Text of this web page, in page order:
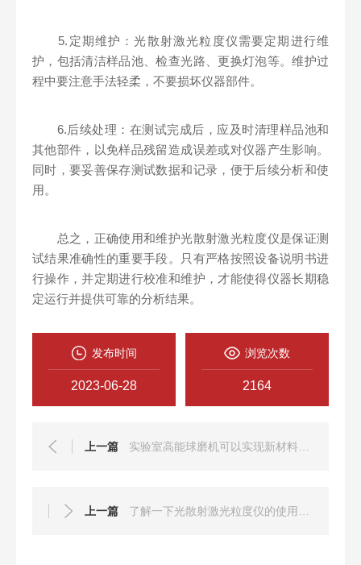
5.定期维护：光散射激光粒度仪需要定期进行维
护，包括清洁样品池、检查光路、更换灯泡等。维护过
程中要注意手法轻柔，不要损坏仪器部件。
6.后续处理：在测试完成后，应及时清理样品池和
其他部件，以免样品残留造成误差或对仪器产生影响。
同时，要妥善保存测试数据和记录，便于后续分析和使
用。
总之，正确使用和维护光散射激光粒度仪是保证测
试结果准确性的重要手段。只有严格按照设备说明书进
行操作，并定期进行校准和维护，才能使得仪器长期稳
定运行并提供可靠的分析结果。
发布时间
2023-06-28
浏览次数
2164
上一篇
上一篇